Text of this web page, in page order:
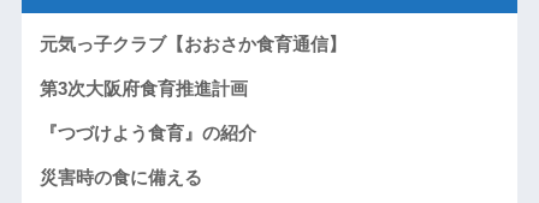
元気っ子クラブ【おおさか食育通信】
第3次大阪府食育推進計画
『つづけよう食育』の紹介
災害時の食に備える